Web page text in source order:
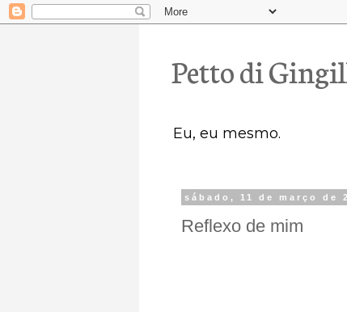
Petto di
Eu, eu mesmo.
sábado, 11 de março de
Reflexo de mim